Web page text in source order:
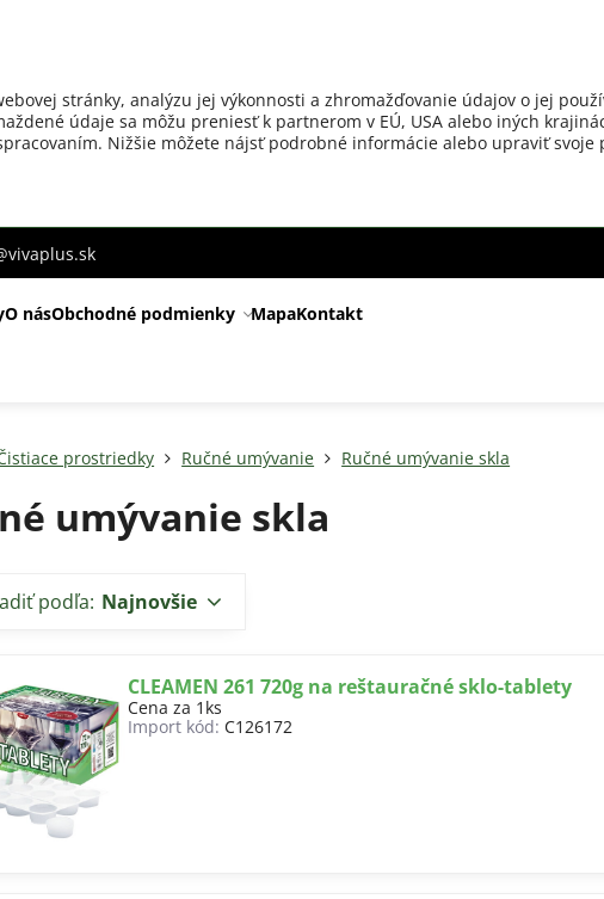
O násObchodné podmienky MapaKontakt
prostriedky Ručné umývanie Ručné umývanie skla
umývanie skla
podľa: Najnovšie
CLEAMEN 261 720g na reštauračné sklo-tablety
Cena za 1ks
Import kód: C126172
stránky, analýzu jej výkonnosti a zhromažďovanie údajov o jej
údaje sa môžu preniesť k partnerom v EÚ, USA alebo iných
Nižšie môžete nájsť podrobné informácie alebo upraviť svoje